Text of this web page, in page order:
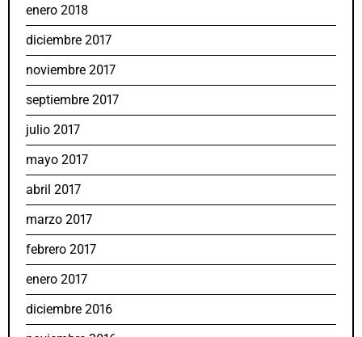
enero 2018
diciembre 2017
noviembre 2017
septiembre 2017
julio 2017
mayo 2017
abril 2017
marzo 2017
febrero 2017
enero 2017
diciembre 2016